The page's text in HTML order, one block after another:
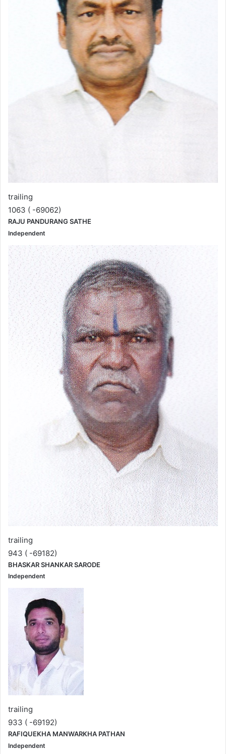
trailing
1063 ( -69062)
RAJU PANDURANG SATHE
Independent
trailing
943 ( -69182)
BHASKAR SHANKAR SARODE
Independent
trailing
933 ( -69192)
RAFIQUEKHA MANWARKHA PATHAN
Independent